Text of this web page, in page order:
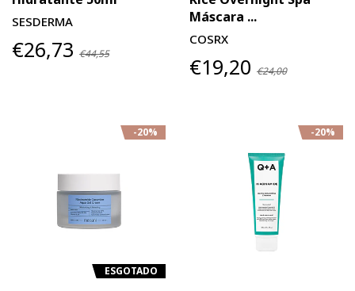
SESDERMA
€26,73 €44,55
Máscara ...
COSRX
€19,20 €24,00
-20%
ESGOTADO
-20%